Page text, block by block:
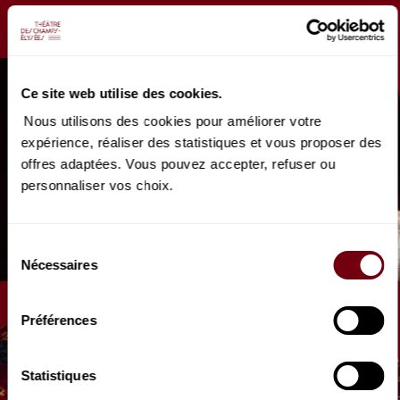
Ce site web utilise des cookies.
Nous utilisons des cookies pour améliorer votre
expérience, réaliser des statistiques et vous proposer des
offres adaptées. Vous pouvez accepter, refuser ou
personnaliser vos choix.
Nécessaires
Préférences
Statistiques
AUDIO